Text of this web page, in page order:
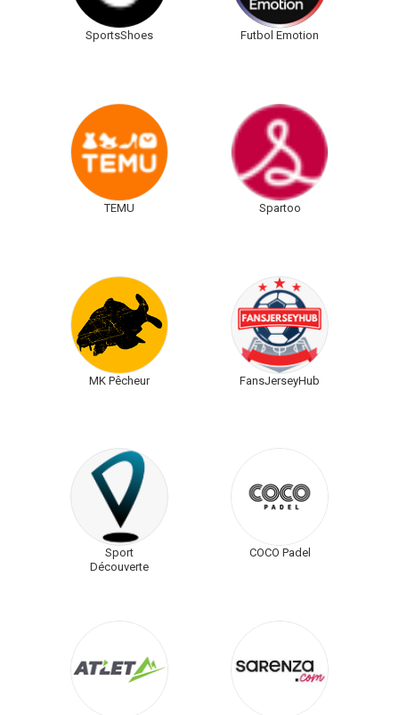
SportsShoes Futbol Emotion
TEMU Spartoo
MK Pêcheur FansJerseyHub
Sport
Découverte
COCO Padel